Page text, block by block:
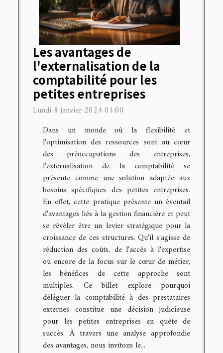
Les avantages de
l'externalisation de la
comptabilité pour les
petites entreprises
Lundi 8 janvier 2024 01:00
Dans un monde où la flexibilité et
l'optimisation des ressources sont au cœur
des préoccupations des entreprises,
l'externalisation de la comptabilité se
présente comme une solution adaptée aux
besoins spécifiques des petites entreprises.
En effet, cette pratique présente un éventail
d'avantages liés à la gestion financière et peut
se révéler être un levier stratégique pour la
croissance de ces structures. Qu'il s'agisse de
réduction des coûts, de l'accès à l'expertise
ou encore de la focus sur le cœur de métier,
les bénéfices de cette approche sont
multiples. Ce billet explore pourquoi
déléguer la comptabilité à des prestataires
externes constitue une décision judicieuse
pour les petites entreprises en quête de
succès. À travers une analyse approfondie
des avantages, nous invitons le...